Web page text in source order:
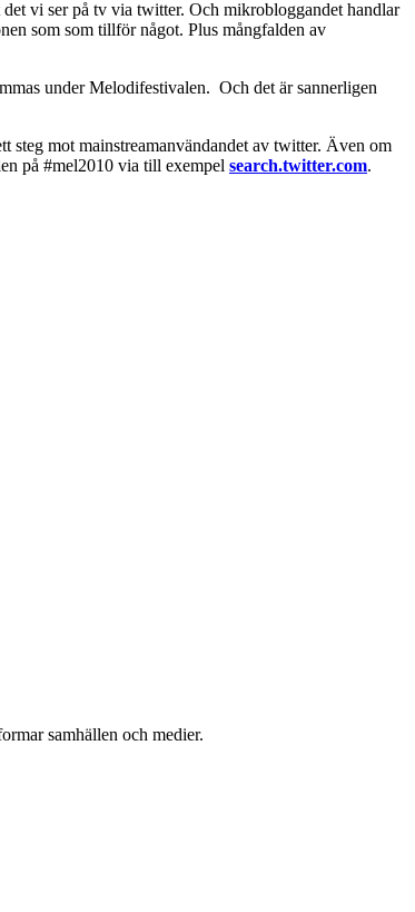
vi ser på tv via twitter. Och mikrobloggandet handlar
som som tillför något. Plus mångfalden av
under Melodifestivalen. Och det är sannerligen
mot mainstreamanvändandet av twitter. Även om
på #mel2010 via till exempel search.twitter.com.
samhällen och medier.